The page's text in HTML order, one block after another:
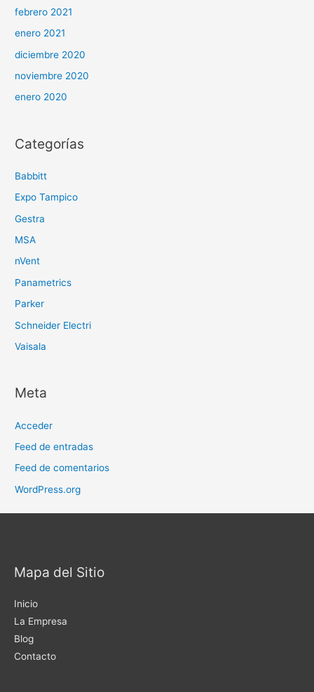
febrero 2021
enero 2021
diciembre 2020
noviembre 2020
enero 2020
Categorías
Babbitt
Expo Tampico
Gestra
MSA
nVent
Panametrics
Parker
Schneider Electri
Vaisala
Meta
Acceder
Feed de entradas
Feed de comentarios
WordPress.org
Mapa del Sitio
Inicio
La Empresa
Blog
Contacto